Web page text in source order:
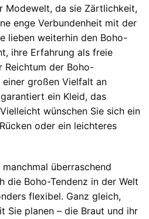
Modewelt, da sie Zärtlichkeit,
enge Verbundenheit mit der
lieben weiterhin den Boho-
ihre Erfahrung als freie
Reichtum der Boho-
großen Vielfalt an
ein Kleid, das
wünschen Sie sich ein
oder ein leichteres
überraschend
die Boho-Tendenz in der Welt
flexibel. Ganz gleich,
Sie planen – die Braut und ihr